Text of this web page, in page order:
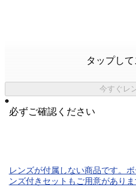
タップし
今すぐレ
必ずご確認ください
レンズが付属しない商品です。
ンズ付きセットもご用意があり